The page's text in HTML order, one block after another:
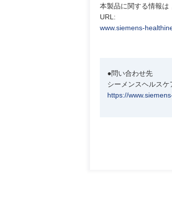
本製品に関する情報は
URL:
www.siemens-
●問い合わせ先
シーメンスヘルスケ
https://